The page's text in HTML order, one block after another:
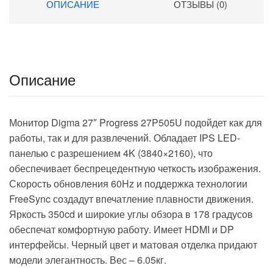
ОПИСАНИЕ ОТЗЫВЫ (0)
Описание
Монитор Digma 27″ Progress 27P505U подойдет как для
работы, так и для развлечений. Обладает IPS LED-
панелью с разрешением 4K (3840×2160), что
обеспечивает беспрецедентную четкость изображения.
Скорость обновления 60Hz и поддержка технологии
FreeSync создадут впечатление плавности движения.
Яркость 350cd и широкие углы обзора в 178 градусов
обеспечат комфортную работу. Имеет HDMI и DP
интерфейсы. Черный цвет и матовая отделка придают
модели элегантность. Вес – 6.05кг.